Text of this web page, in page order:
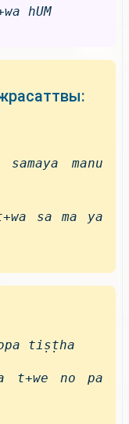
hUM
manu
sa ma ya
tiṣṭha
t+we no pa